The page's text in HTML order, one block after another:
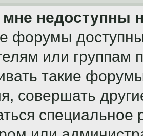
мне недоступны
форумы
или группам
такие
совершать